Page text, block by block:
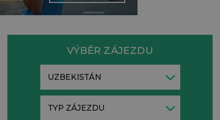
VÝBĚR ZÁJEZDU
UZBEKISTÁN
TYP ZÁJEZDU